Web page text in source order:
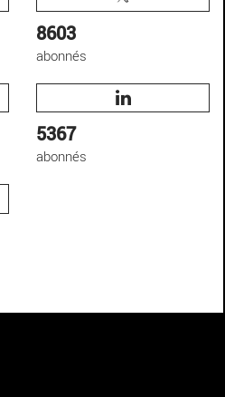
8603
abonnés
5367
abonnés